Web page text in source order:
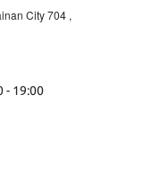
City 704 ,
- 19:00